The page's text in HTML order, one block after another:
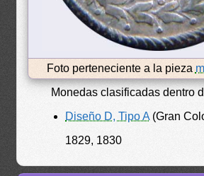
Foto perteneciente a la pieza
Monedas clasificadas dentro
Diseño D, Tipo A(Gran
1829, 1830